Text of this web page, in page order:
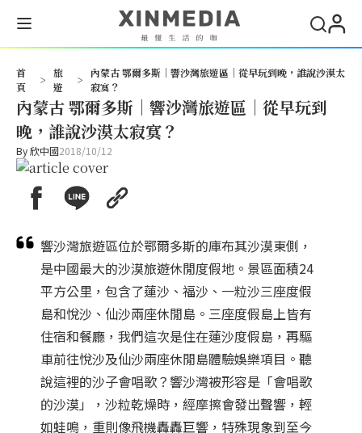
首
頁
>
旅
遊
>
內蒙古 鄂爾多斯｜響沙灣旅遊區｜從早玩到晚，誰說沙漠太
寂寞？
內蒙古 鄂爾多斯｜響沙灣旅遊區｜從早玩到
晚，誰說沙漠太寂寞？
By欣中國2018/10/12
響沙灣旅遊區位於鄂爾多斯的庫布其沙漠東側，
是中國最大的沙漠旅遊休閒度假地。景區面積24
平方公里，包含了蓮沙、福沙、一粒沙三座度假
島和悅沙、仙沙兩座休閒島。三座度假島上皆有
住宿和餐廳，我們這次是住在蓮沙度假島，再驅
車前往悅沙及仙沙兩座休閒島體驗娛樂項目。聽
說這裡的沙子會唱歌？響沙灣被形容是「會唱歌
的沙漠」，沙粒乾燥時，經摩擦會發出聲響，輕
如蛙鳴，重則像飛機轟轟巨響，特殊現象到至今